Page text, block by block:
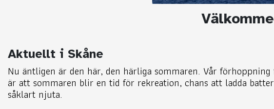
Aktuellt i Skåne
Nu äntligen är den här, den härliga sommaren. Vår
är att sommaren blir en tid för rekreation, chans att ladda
såklart njuta.